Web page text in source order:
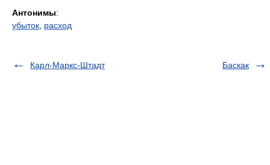
Антонимы:
убыток расход
Карл-Маркс-Штадт Баскак